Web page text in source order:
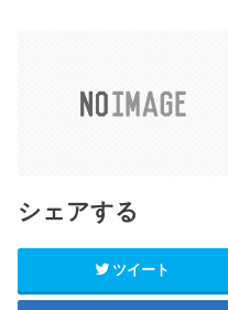
シェアする
ツイート